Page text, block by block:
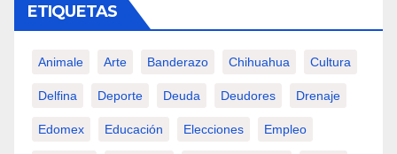
ETIQUETAS
Animale Arte Banderazo Chihuahua Cultura
Delfina Deporte Deuda Deudores Drenaje
Edomex Educación Elecciones Empleo